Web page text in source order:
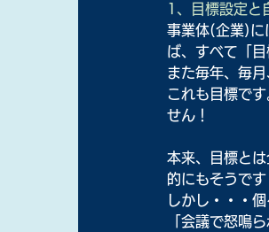
1、目標設定と
事業体(企業)に
ば、すべて「目
また毎年、毎
これも目標で
せん！
本来、目標と
的にもそうです
しかし・・・
「会議で怒鳴